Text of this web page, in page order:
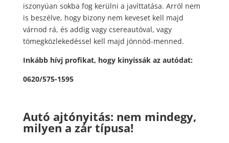
iszonyúan sokba fog kerülni a javíttatása. Arról nem
is beszélve, hogy bizony nem keveset kell majd
várnod rá, és addig vagy csereautóval, vagy
tömegközlekedéssel kell majd jönnöd-menned.
Inkább hívj profikat, hogy kinyissák az autódat:
0620/575-1595
Autó ajtónyitás: nem mindegy,
milyen a zár típusa!